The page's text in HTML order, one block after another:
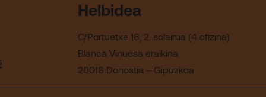
Helbidea
C/Portuetxe 16, 2. solairua (4 ofizina)
Blanca Vinuesa eraikina
20018 Donostia – Gipuzkoa